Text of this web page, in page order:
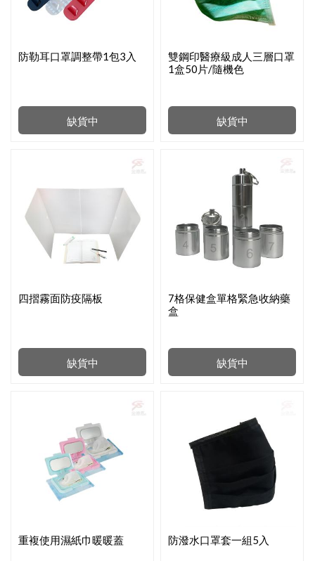
缺貨中
防勒耳口罩調整帶1包3入
缺貨中
雙鋼印醫療級成人三層口罩
1盒50片/隨機色
缺貨中
四摺霧面防疫隔板
缺貨中
7格保健盒單格緊急收納藥
盒
重複使用濕紙巾暖暖蓋 防潑水口罩套一組5入